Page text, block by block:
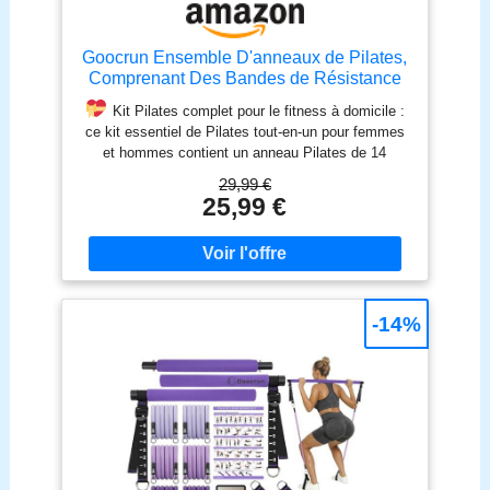
Goocrun Ensemble D'anneaux de Pilates,
Comprenant Des Bandes de Résistance
en Tissu, un Ballon de Pilates et Des
Disques de Glisse. Salle de Sport à
Domicile - Avec Poster de Guide de
Fitness (Violet)
Kit Pilates complet pour le fitness à domicile :
ce kit essentiel de Pilates tout-en-un pour femmes
et hommes contient un anneau Pilates de 14
de yoga en tissu, 2 disques glissants, une petite
balle Pilates de 9,8 pouces et un guide de fitness,
afin que vous puissiez faire des exercices complets
du corps, des étirements et de la tonification.
Anneau en fibre de verre à haute élasticité avec
rembourrage en mousse : contrairement aux
produits similaires sur le marché fabriqués en
plastique de mauvaise qualité, le cercle Pilates est
fabriqué en fibre de verre robuste avec une housse
en mousse haute densité pour une résistance
supérieure, un confort accru et une utilisation à long
terme sans se fissurer ou se déformer.
Application polyvalente pour tous les âges et tous
les niveaux : que vous souhaitiez perdre du poids,
29,99 €
25,99 €
-14%